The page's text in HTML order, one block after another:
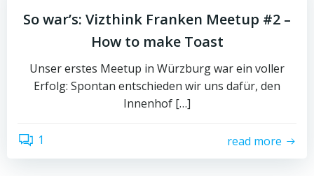
So war’s: Vizthink Franken Meetup #2 –
How to make Toast
Unser erstes Meetup in Würzburg war ein voller
Erfolg: Spontan entschieden wir uns dafür, den
Innenhof […]
1 read more